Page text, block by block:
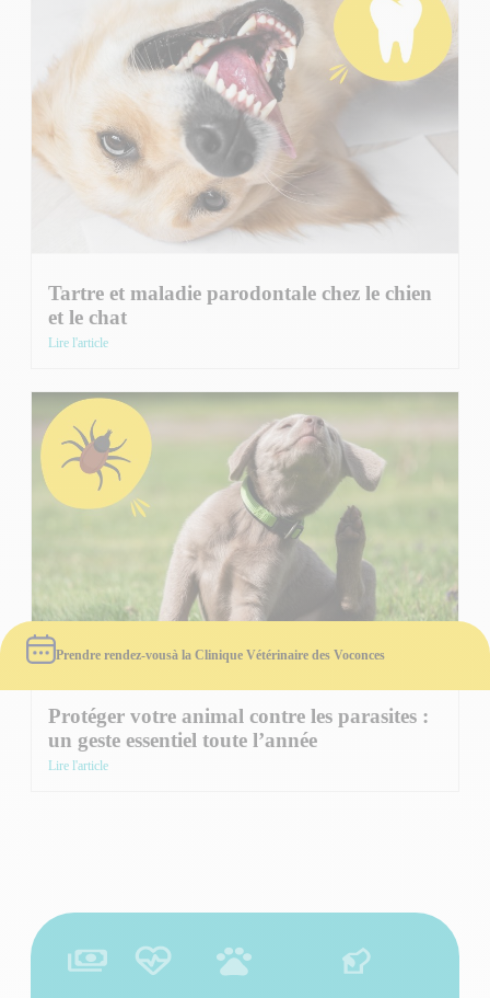
Prendre rendez-vousà la Clinique Vétérinaire des Voconces
Tartre et maladie parodontale chez le chien
et le chat
Lire l'article
Protéger votre animal contre les parasites :
un geste essentiel toute l’année
Lire l'article